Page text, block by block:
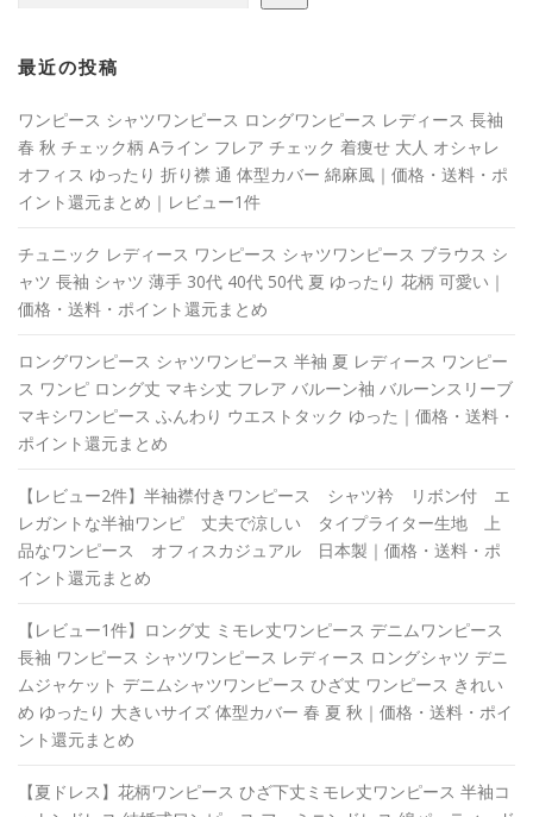
最近の投稿
ワンピース シャツワンピース ロングワンピース レディース 長袖
春 秋 チェック柄 Aライン フレア チェック 着痩せ 大人 オシャレ
オフィス ゆったり 折り襟 通 体型カバー 綿麻風｜価格・送料・ポ
イント還元まとめ｜レビュー1件
チュニック レディース ワンピース シャツワンピース ブラウス シ
ャツ 長袖 シャツ 薄手 30代 40代 50代 夏 ゆったり 花柄 可愛い｜
価格・送料・ポイント還元まとめ
ロングワンピース シャツワンピース 半袖 夏 レディース ワンピー
ス ワンピ ロング丈 マキシ丈 フレア バルーン袖 バルーンスリーブ
マキシワンピース ふんわり ウエストタック ゆった｜価格・送料・
ポイント還元まとめ
【レビュー2件】半袖襟付きワンピース シャツ衿 リボン付 エ
レガントな半袖ワンピ 丈夫で涼しい タイプライター生地 上
品なワンピース オフィスカジュアル 日本製｜価格・送料・ポ
イント還元まとめ
【レビュー1件】ロング丈 ミモレ丈ワンピース デニムワンピース
長袖 ワンピース シャツワンピース レディース ロングシャツ デニ
ムジャケット デニムシャツワンピース ひざ丈 ワンピース きれい
め ゆったり 大きいサイズ 体型カバー 春 夏 秋｜価格・送料・ポイ
ント還元まとめ
【夏ドレス】花柄ワンピース ひざ下丈ミモレ丈ワンピース 半袖コ